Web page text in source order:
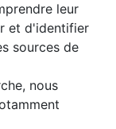
leur
et d'identifier
sources de
nous